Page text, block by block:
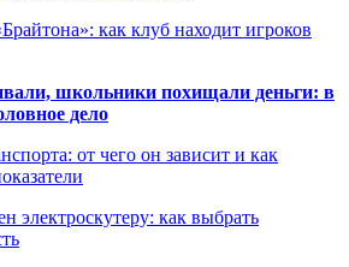
как клуб находит игроков
школьники похищали деньги: в
дело
от чего он зависит и как
электроскутеру: как выбрать